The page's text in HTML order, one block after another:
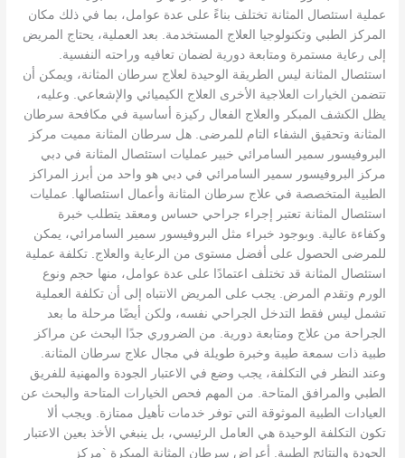
عملية استئصال المثانة تختلف بناءً على عدة عوامل، بما في ذلك مكان
المركز الطبي وتكنولوجيا العلاج المستخدمة. بعد العملية، يحتاج المريض
إلى رعاية مستمرة ومتابعة دورية لضمان تعافيه وراحته النفسية.
استئصال المثانة ليس الطريقة الوحيدة لعلاج سرطان المثانة، ويمكن أن
تتضمن الخيارات العلاجية الأخرى العلاج الكيميائي والإشعاعي. وعليه،
يظل الكشف المبكر والعلاج الفعال ركيزة أساسية في مكافحة سرطان
المثانة وتحقيق الشفاء التام للمرضى. هل سرطان المثانة مميت مركز
البروفيسور سمير السامرائي خبير عمليات استئصال المثانة في دبي
مركز البروفيسور سمير السامرائي في دبي هو واحد من أبرز المراكز
الطبية المتخصصة في علاج سرطان المثانة وأعمال استئصالها. عمليات
استئصال المثانة تعتبر إجراء جراحي حساس ومعقد يتطلب خبرة
وكفاءة عالية. وبوجود خبراء مثل البروفيسور سمير السامرائي، يمكن
للمرضى الحصول على أفضل مستوى من الرعاية والعلاج. تكلفة عملية
استئصال المثانة قد تختلف اعتمادًا على عدة عوامل، منها حجم ونوع
الورم وتقدم المرض. يجب على المريض الانتباه إلى أن تكلفة العملية
تشمل ليس فقط التدخل الجراحي نفسه، ولكن أيضًا مرحلة ما بعد
الجراحة من علاج ومتابعة دورية. من الضروري جدًا البحث عن مراكز
طبية ذات سمعة طيبة وخبرة طويلة في مجال علاج سرطان المثانة.
وعند النظر في التكلفة، يجب وضع في الاعتبار الجودة والمهنية للفريق
الطبي والمرافق المتاحة. من المهم فحص الخيارات المتاحة والبحث عن
العيادات الطبية الموثوقة التي توفر خدمات تأهيل ممتازة. ويجب ألا
تكون التكلفة الوحيدة هي العامل الرئيسي، بل ينبغي الأخذ بعين الاعتبار
الجودة والنتائج الطبية. أعراض سرطان المثانة المبكرة `مركز